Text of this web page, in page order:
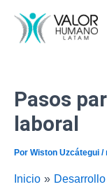
contenido
Pasos
laboral
Por Wiston Uzcátegui /
Inicio
u
p
o
r
: